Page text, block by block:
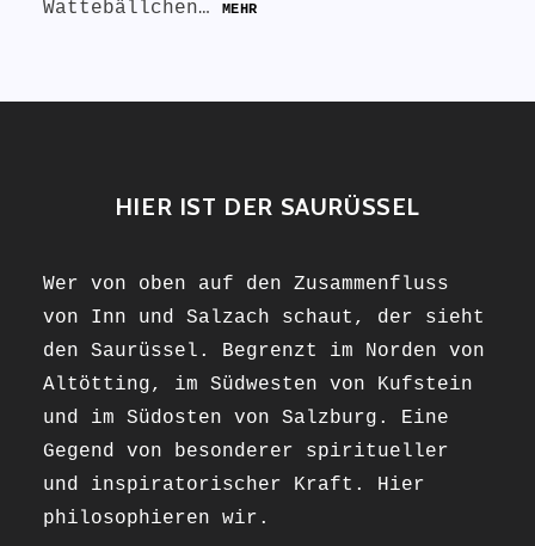
Wattebällchen…
MEHR
HIER IST DER SAURÜSSEL
Wer von oben auf den Zusammenfluss
von Inn und Salzach schaut, der sieht
den Saurüssel. Begrenzt im Norden von
Altötting, im Südwesten von Kufstein
und im Südosten von Salzburg. Eine
Gegend von besonderer spiritueller
und inspiratorischer Kraft. Hier
philosophieren wir.